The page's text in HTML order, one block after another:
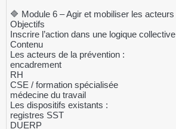
🔷 Module 6 – Agir et mobiliser les acteurs
Objectifs
Inscrire l’action dans une logique collective
Contenu
Les acteurs de la prévention :
encadrement
RH
CSE / formation spécialisée
médecine du travail
Les dispositifs existants :
registres SST
DUERP